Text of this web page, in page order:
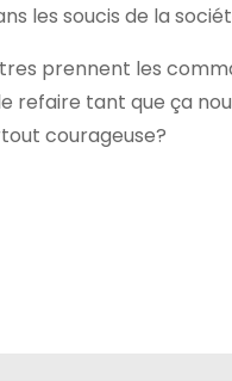
les soucis de la
prennent les
tant que ça
courageuse?